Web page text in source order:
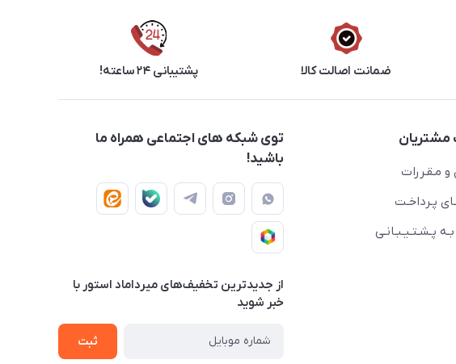
ضمانت اصالت کالا پشتیبانی ۲۴ ساعته!
و مـقـررات
پـرداخـت
پـشـتـیـبـانـی
توی شبکه های اجتماعی همراه ما
باشید!
از جدید‌ترین تخفیف‌های میرداماد استور با‌
خبر شوید
ثبت